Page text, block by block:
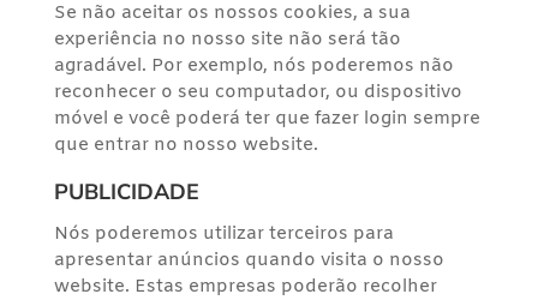
Se não aceitar os nossos cookies, a sua
experiência no nosso site não será tão
agradável. Por exemplo, nós poderemos não
reconhecer o seu computador, ou dispositivo
móvel e você poderá ter que fazer login sempre
que entrar no nosso website.
PUBLICIDADE
Nós poderemos utilizar terceiros para
apresentar anúncios quando visita o nosso
website. Estas empresas poderão recolher